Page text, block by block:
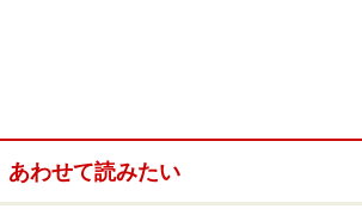
ートをやる気でいますが、ずっと専
あわせて読みたい